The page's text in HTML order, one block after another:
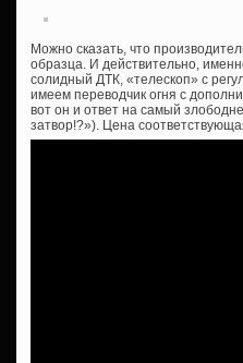
Можно сказать, что
образца. И действительно,
солидный ДТК, «телескоп» с
имеем переводчик огня с
вот он и ответ на самый
затвор!?»). Цена